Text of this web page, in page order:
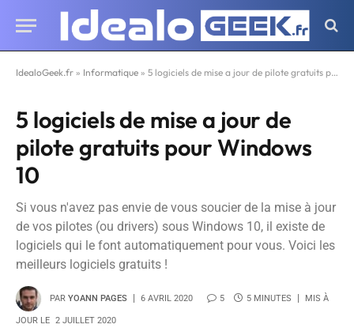
IdealoGeek.fr » Informatique » 5 logiciels de mise a jour de pilote gratuits pour Windows 10
5 logiciels de mise a jour de
pilote gratuits pour Windows
10
Si vous n'avez pas envie de vous soucier de la mise à jour
de vos pilotes (ou drivers) sous Windows 10, il existe de
logiciels qui le font automatiquement pour vous. Voici les
meilleurs logiciels gratuits !
PAR YOANN PAGES 6 AVRIL 2020 5 5 MINUTES MIS À
JOUR LE 2 JUILLET 2020